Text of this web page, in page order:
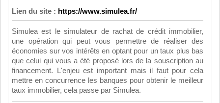
Lien du site : https://www.simulea.fr/
Simulea est le simulateur de rachat de crédit immobilier,
une opération qui peut vous permettre de réaliser des
économies sur vos intérêts en optant pour un taux plus bas
que celui qui vous a été proposé lors de la souscription au
financement. L'enjeu est important mais il faut pour cela
mettre en concurrence les banques pour obtenir le meilleur
taux immobilier, cela passe par Simulea.